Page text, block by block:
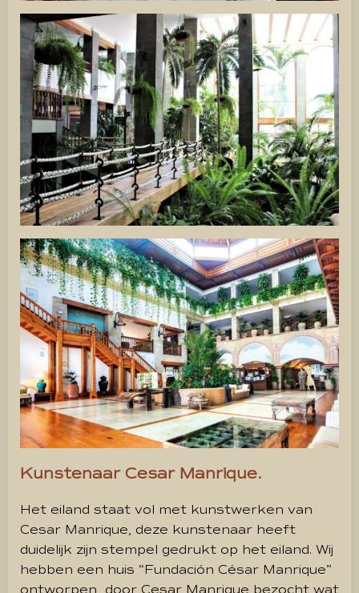
Kunstenaar Cesar Manrique.
Het eiland staat vol met kunstwerken van
Cesar Manrique, deze kunstenaar heeft
duidelijk zijn stempel gedrukt op het eiland. Wij
hebben een huis “Fundación César Manrique”
ontworpen door Cesar Manrique bezocht wat